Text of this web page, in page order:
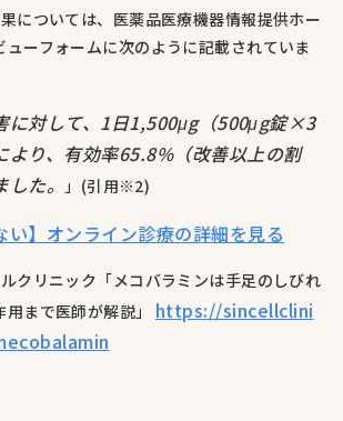
については、医薬品医療機器情報提供ホー
ューフォームに次のように記載されていま
に対して、1日1,500μg（500μg錠×3
より、有効率65.8%（改善以上の割
た。 」(引用※2)
い】オンライン診療の詳細を見る
リニック「メコバラミンは手足のしびれ
まで医師が解説」 https://sincellclini